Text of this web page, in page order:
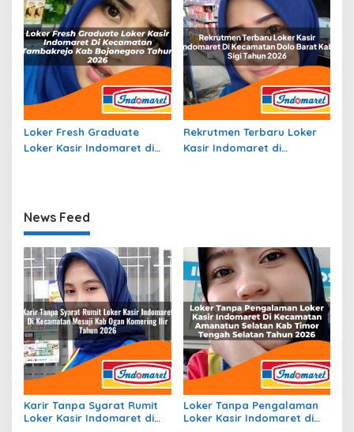
Loker Fresh Graduate
Loker Kasir Indomaret di
Rekrutmen Terbaru Loker
Kasir Indomaret di
News Feed
Karir Tanpa Syarat Rumit
Loker Kasir Indomaret di
Loker Tanpa Pengalaman
Loker Kasir Indomaret di